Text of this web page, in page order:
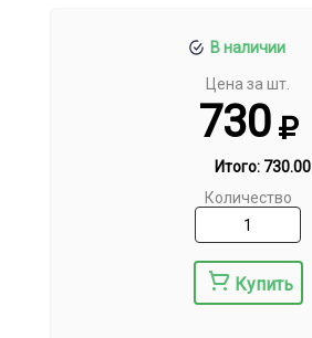
В наличии
Цена за шт.
730
Итого: 730.00
Количество
Купить